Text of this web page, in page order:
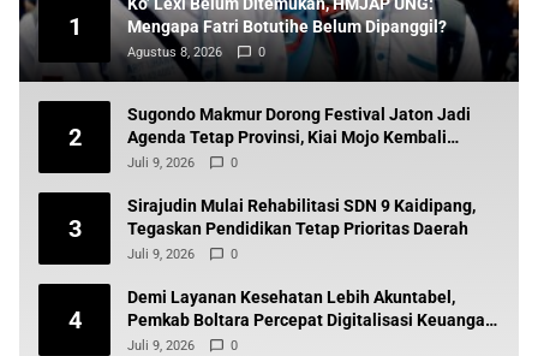
1
Ko’ Lexi Belum Ditemukan, HMJAP UNG:
Mengapa Fatri Botutihe Belum Dipanggil?
Agustus 8, 2026 0
2
Sugondo Makmur Dorong Festival Jaton Jadi
Agenda Tetap Provinsi, Kiai Mojo Kembali
Disuarakan
Juli 9, 2026 0
3
Sirajudin Mulai Rehabilitasi SDN 9 Kaidipang,
Tegaskan Pendidikan Tetap Prioritas Daerah
Juli 9, 2026 0
4
Demi Layanan Kesehatan Lebih Akuntabel,
Pemkab Boltara Percepat Digitalisasi Keuangan
BLUD
Juli 9, 2026 0